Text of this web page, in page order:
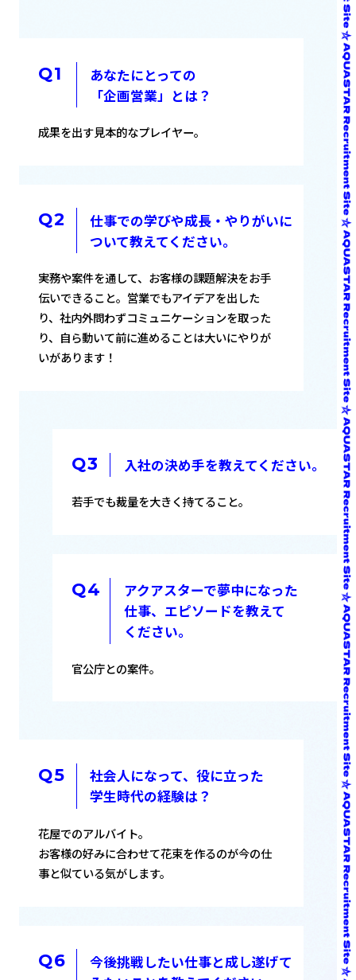
あなたにとっての
「企画営業」とは？
成果を出す見本的なプレイヤー。
仕事での学びや成長・やりがいに
ついて教えてください。
実務や案件を通して、お客様の課題解決をお手
伝いできること。営業でもアイデアを出した
り、社内外問わずコミュニケーションを取った
り、自ら動いて前に進めることは大いにやりが
いがあります！
入社の決め手を教えてください。
若手でも裁量を大きく持てること。
アクアスターで夢中になった
仕事、エピソードを教えて
ください。
官公庁との案件。
社会人になって、役に立った
学生時代の経験は？
花屋でのアルバイト。
お客様の好みに合わせて花束を作るのが今の仕
事と似ている気がします。
今後挑戦したい仕事と成し遂げて